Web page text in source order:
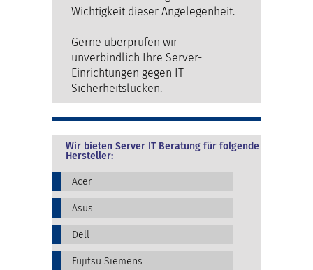
Wichtigkeit dieser Angelegenheit.
Gerne überprüfen wir
unverbindlich Ihre Server-
Einrichtungen gegen IT
Sicherheitslücken.
Wir bieten Server IT Beratung für folgende
Hersteller:
Acer
Asus
Dell
Fujitsu Siemens